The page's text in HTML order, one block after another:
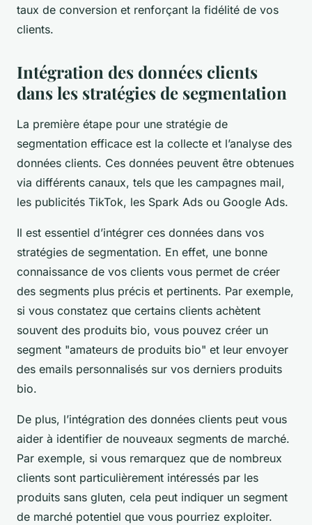
taux de conversion et renforçant la fidélité de vos
clients.
Intégration des données clients
dans les stratégies de segmentation
La première étape pour une stratégie de
segmentation efficace est la collecte et l’analyse des
données clients. Ces données peuvent être obtenues
via différents canaux, tels que les campagnes mail,
les publicités TikTok, les Spark Ads ou Google Ads.
Il est essentiel d’intégrer ces données dans vos
stratégies de segmentation. En effet, une bonne
connaissance de vos clients vous permet de créer
des segments plus précis et pertinents. Par exemple,
si vous constatez que certains clients achètent
souvent des produits bio, vous pouvez créer un
segment "amateurs de produits bio" et leur envoyer
des emails personnalisés sur vos derniers produits
bio.
De plus, l’intégration des données clients peut vous
aider à identifier de nouveaux segments de marché.
Par exemple, si vous remarquez que de nombreux
clients sont particulièrement intéressés par les
produits sans gluten, cela peut indiquer un segment
de marché potentiel que vous pourriez exploiter.